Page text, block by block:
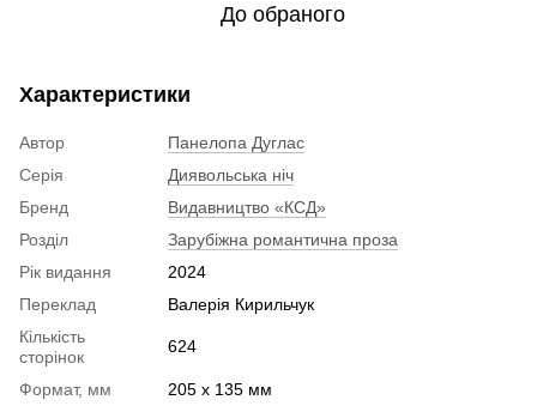
До обраного
Характеристики
Автор
Панелопа Дуглас
Серія
Диявольська ніч
Бренд
Видавництво «КСД»
Розділ
Зарубіжна романтична проза
Рік видання
2024
Переклад
Валерія Кирильчук
Кількість
сторінок
624
Формат, мм
205 x 135 мм